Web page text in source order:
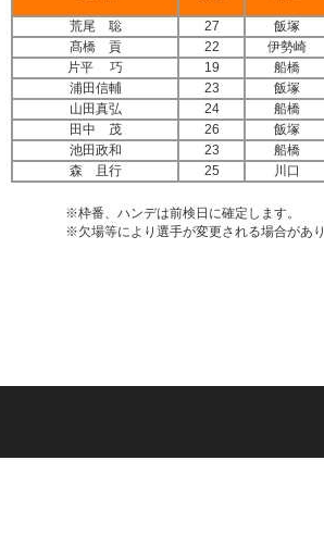
荒尾 聡 27 飯塚
髙橋 貢
22 伊勢崎
片平 巧
19 船橋
浦田信輔
23 飯塚
山田真弘
24 船橋
田中 茂
26 飯塚
池田政和
23 船橋
森 且行
25 川口
※枠番、ハンデは前検日に確定します。
※欠場等により選手が変更される場合があり